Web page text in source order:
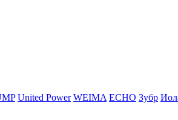
United Power WEIMA ЕСНО Зубр